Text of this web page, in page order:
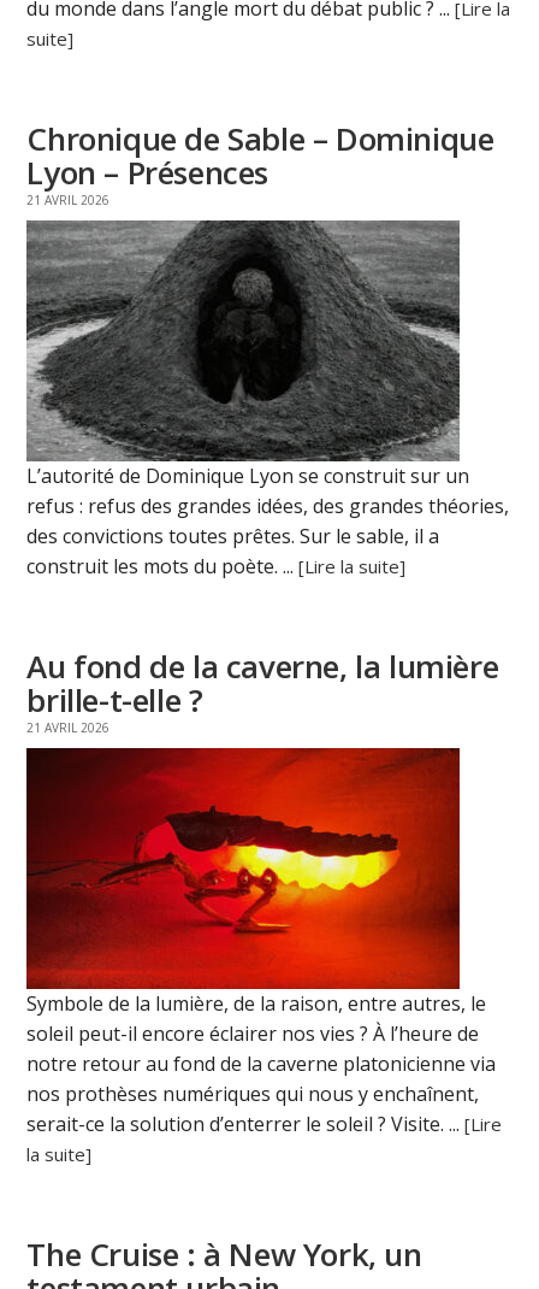
du monde dans l’angle mort du débat public ? ...[Lire la
suite]
Chronique de Sable – Dominique
Lyon – Présences
21 AVRIL 2026
L’autorité de Dominique Lyon se construit sur un
refus : refus des grandes idées, des grandes théories,
des convictions toutes prêtes. Sur le sable, il a
construit les mots du poète. ...[Lire la suite]
Au fond de la caverne, la lumière
brille-t-elle ?
21 AVRIL 2026
Symbole de la lumière, de la raison, entre autres, le
soleil peut-il encore éclairer nos vies ? À l’heure de
notre retour au fond de la caverne platonicienne via
nos prothèses numériques qui nous y enchaînent,
serait-ce la solution d’enterrer le soleil ? Visite. ...[Lire
la suite]
The Cruise : à New York, un